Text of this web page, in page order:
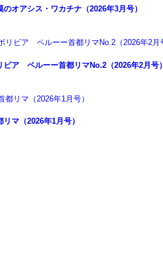
オアシス・ワカチナ（2026年3月号）
ア ペルーー首都リマNo.2（2026年2月号）
マ（2026年1月号）